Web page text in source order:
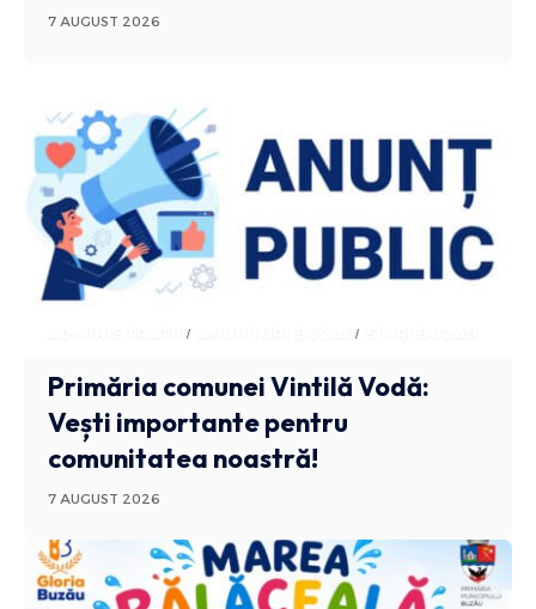
7 AUGUST 2026
ADMINISTRATIV ANUNTURI BUZAU
Primăria comunei Vintilă Vodă:
Vești importante pentru
comunitatea noastră!
7 AUGUST 2026